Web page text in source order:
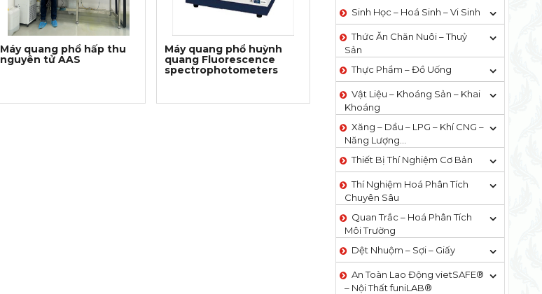
Máy quang phổ hấp thu
nguyên tử AAS
Máy quang phổ huỳnh
quang Fluorescence
spectrophotometers
Sinh Học – Hoá Sinh – Vi Sinh
Thức Ăn Chăn Nuôi – Thuỷ
Sản
Thực Phẩm – Đồ Uống
Vật Liệu – Khoáng Sản – Khai
Khoáng
Xăng – Dầu – LPG – Khí CNG –
Năng Lượng…
Thiết Bị Thí Nghiệm Cơ Bản
Thí Nghiệm Hoá Phân Tích
Chuyên Sâu
Quan Trắc – Hoá Phân Tích
Môi Trường
Dệt Nhuộm – Sợi – Giấy
An Toàn Lao Động vietSAFE®
– Nội Thất funiLAB®